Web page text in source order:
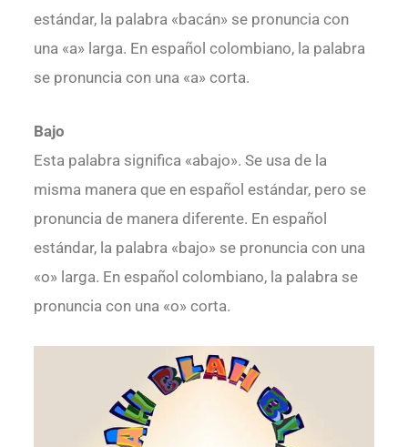
estándar, la palabra «bacán» se pronuncia con
una «a» larga. En español colombiano, la palabra
se pronuncia con una «a» corta.
Bajo
Esta palabra significa «abajo». Se usa de la
misma manera que en español estándar, pero se
pronuncia de manera diferente. En español
estándar, la palabra «bajo» se pronuncia con una
«o» larga. En español colombiano, la palabra se
pronuncia con una «o» corta.